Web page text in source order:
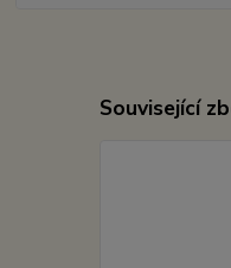
Související